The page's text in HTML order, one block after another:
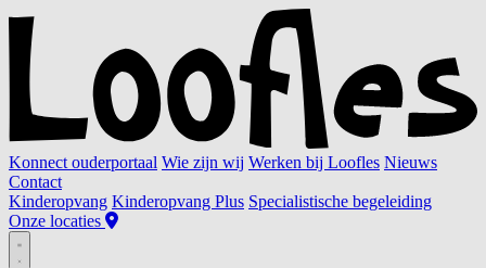
Konnect ouderportaal Wie zijn wij Werken bij Loofles Nieuws
Contact
Kinderopvang Kinderopvang Plus Specialistische begeleiding
Onze locaties